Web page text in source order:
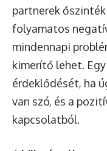
partnerek
folyamatos
mindennapi
kimerítő lehet.
érdeklődését, ha
van szó, és a
kapcsolatból.